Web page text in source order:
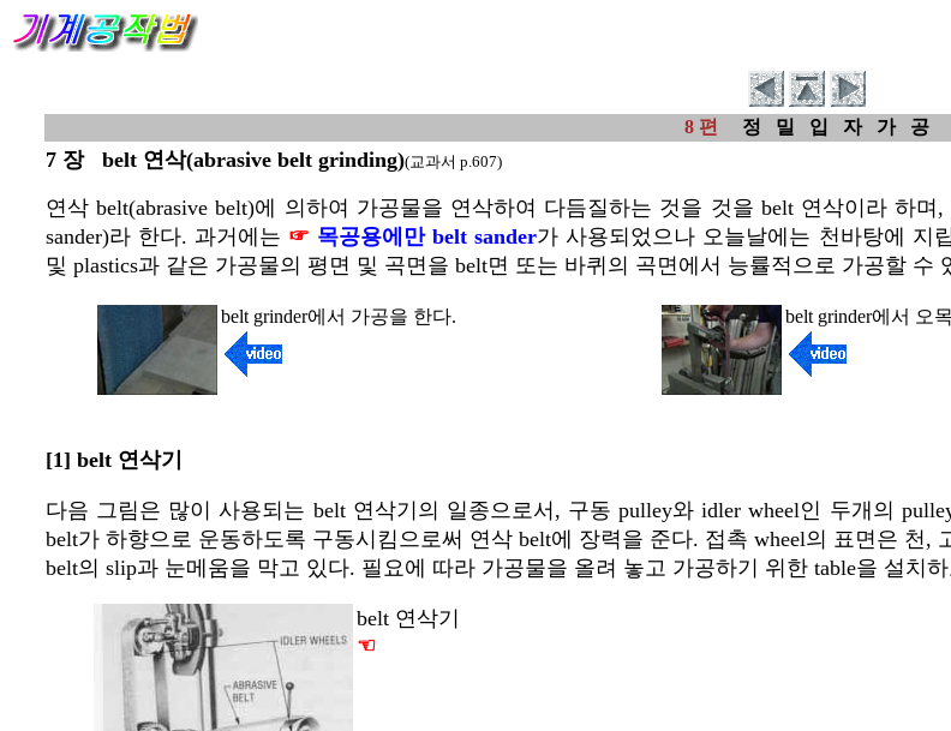
8 편 정 밀 입 자 가 공
7 장 belt 연삭(abrasive belt grinding)(교과서 p.607)
연삭 belt(abrasive belt)에 의하여 가공물을 연삭하여 다듬질하는 것을 것을 belt 연삭이라 하
sander)라 한다. 과거에는 ☞ 목공용에만 belt sander가 사용되었으나 오늘날에는 천바탕에 지
및 plastics과 같은 가공물의 평면 및 곡면을 belt면 또는 바퀴의 곡면에서 능률적으로 가공할
belt grinder에서 가공을 한다. belt grinder에서 오
[1] belt 연삭기
다음 그림은 많이 사용되는 belt 연삭기의 일종으로서, 구동 pulley와 idler wheel인 두개의
belt가 하향으로 운동하도록 구동시킴으로써 연삭 belt에 장력을 준다. 접촉 wheel의 표면은 천
belt의 slip과 눈메움을 막고 있다. 필요에 따라 가공물을 올려 놓고 가공하기 위한 table을 설치
belt 연삭기
☜